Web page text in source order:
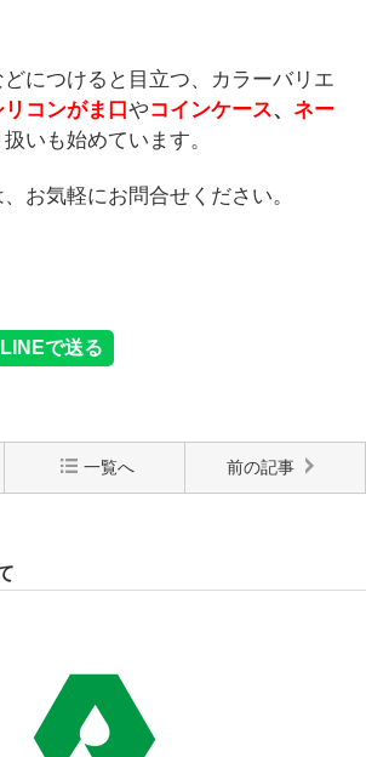
どにつけると目立つ、カラーバリエ
リコンがま口 やコインケース、 ネー
いも始めています。
お気軽にお問合せください。
一覧へ 前の記事